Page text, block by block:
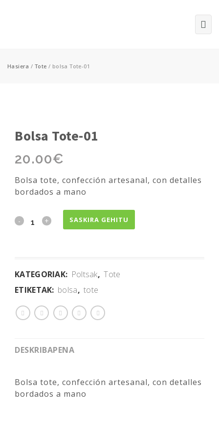
Hasiera /Tote / bolsa Tote-01
Bolsa Tote-01
20.00€
Bolsa tote, confección artesanal, con detalles
bordados a mano
SASKIRA GEHITU
KATEGORIAK: Poltsak, Tote
ETIKETAK: bolsa, tote
DESKRIBAPENA
Bolsa tote, confección artesanal, con detalles
bordados a mano